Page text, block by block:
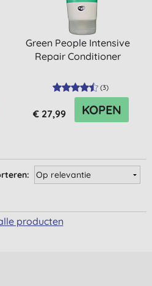
Green People Intensive
Repair Conditioner
(3)
€ 27,99 KOPEN
producten